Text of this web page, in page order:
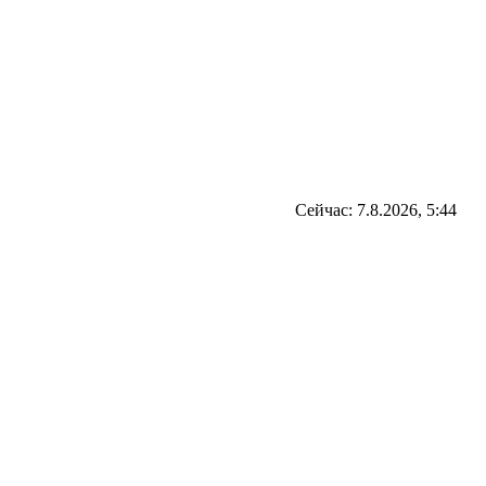
Сейчас: 7.8.2026, 5:44